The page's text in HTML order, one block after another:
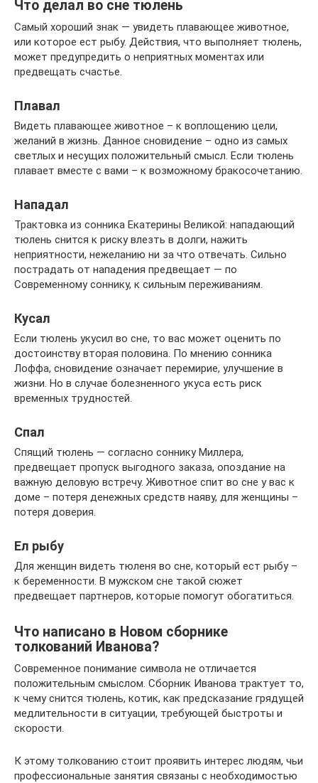
Что делал во сне тюлень
Самый хороший знак — увидеть плавающее животное,
или которое ест рыбу. Действия, что выполняет тюлень,
может предупредить о неприятных моментах или
предвещать счастье.
Плавал
Видеть плавающее животное – к воплощению цели,
желаний в жизнь. Данное сновидение – одно из самых
светлых и несущих положительный смысл. Если тюлень
плавает вместе с вами – к возможному бракосочетанию.
Нападал
Трактовка из сонника Екатерины Великой: нападающий
тюлень снится к риску влезть в долги, нажить
неприятности, нежеланию ни за что отвечать. Сильно
пострадать от нападения предвещает — по
Современному соннику, к сильным переживаниям.
Кусал
Если тюлень укусил во сне, то вас может оценить по
достоинству вторая половина. По мнению сонника
Лоффа, сновидение означает перемирие, улучшение в
жизни. Но в случае болезненного укуса есть риск
временных трудностей.
Спал
Спящий тюлень — согласно соннику Миллера,
предвещает пропуск выгодного заказа, опоздание на
важную деловую встречу. Животное спит во сне у вас к
доме – потеря денежных средств наяву, для женщины –
потеря доверия.
Ел рыбу
Для женщин видеть тюленя во сне, который ест рыбу –
к беременности. В мужском сне такой сюжет
предвещает партнеров, которые помогут обогатиться.
Что написано в Новом сборнике
толкований Иванова?
Современное понимание символа не отличается
положительным смыслом. Сборник Иванова трактует то,
к чему снится тюлень, котик, как предсказание грядущей
медлительности в ситуации, требующей быстроты и
скорости.
К этому толкованию стоит проявить интерес людям, чьи
профессиональные занятия связаны с необходимостью